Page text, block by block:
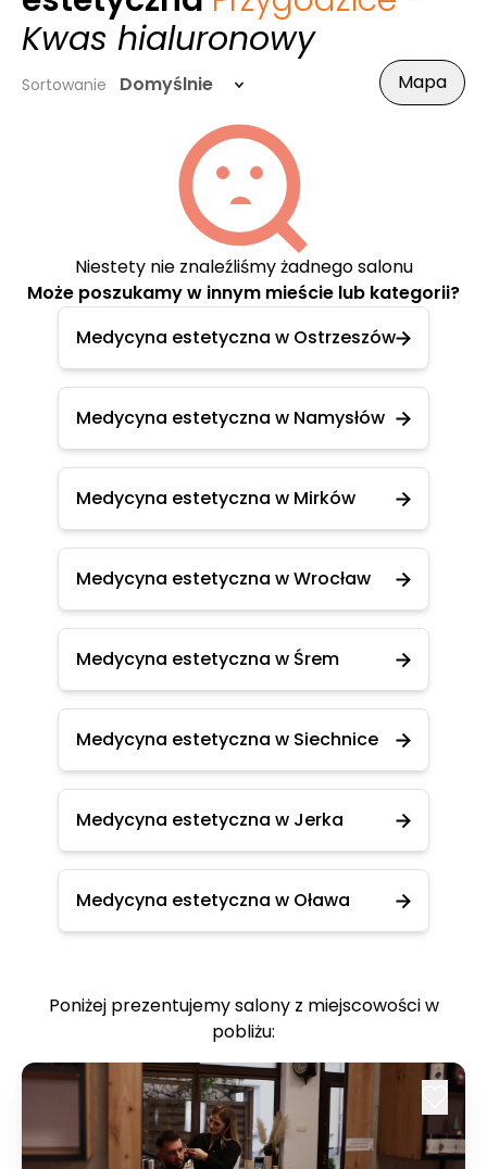
Kwas hialuronowy
Sortowanie Domyślnie Mapa
Niestety nie znaleźliśmy żadnego salonu
Może poszukamy w innym mieście lub kategorii?
Medycyna estetyczna w Ostrzeszów
Medycyna estetyczna w Namysłów
Medycyna estetyczna w Mirków
Medycyna estetyczna w Wrocław
Medycyna estetyczna w Śrem
Medycyna estetyczna w Siechnice
Medycyna estetyczna w Jerka
Medycyna estetyczna w Oława
Poniżej prezentujemy salony z miejscowości w
pobliżu: